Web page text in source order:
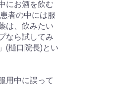
にお酒を飲む
者の中には服
は、飲みたい
なら試してみ
(樋口院長)とい
用中に誤って